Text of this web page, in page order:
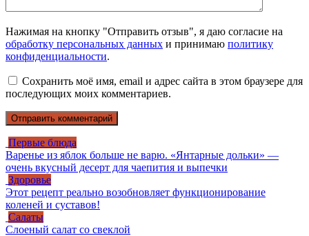
Нажимая на кнопку "Отправить отзыв", я даю согласие на
обработку персональных данных и принимаю политику
конфиденциальности.
Сохранить моё имя, email и адрес сайта в этом браузере для
последующих моих комментариев.
Первые блюда
Варенье из яблок больше не варю. «Янтарные дольки» —
очень вкусный десерт для чаепития и выпечки
Здоровье
Этот рецепт реально возобновляет функционирование
коленей и суставов!
Салаты
Слоеный салат со свеклой